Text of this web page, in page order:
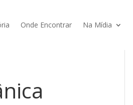
Onde Encontrar Na Mídia